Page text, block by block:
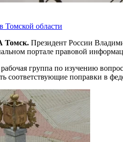
Томской области
Томск. Президент России
портале правовой
группа по изучению
соответствующие поправки в